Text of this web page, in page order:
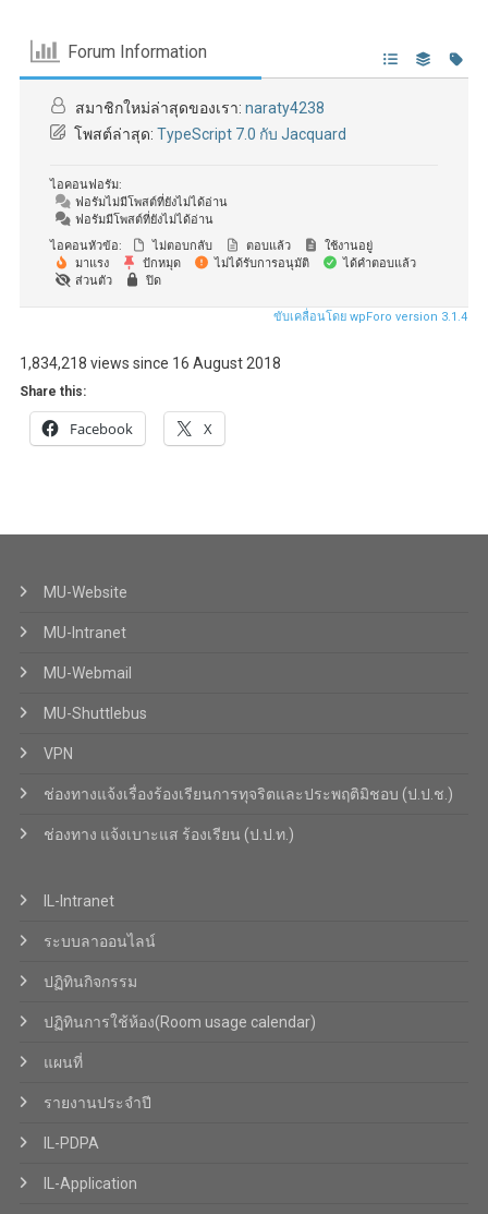
Forum Information
สมาชิกใหม่ล่าสุดของเรา: naraty4238
โพสต์ล่าสุด: TypeScript 7.0 กับ Jacquard
ไอคอนฟอรัม:
ฟอรัมไม่มีโพสต์ที่ยังไม่ได้อ่าน
ฟอรัมมีโพสต์ที่ยังไม่ได้อ่าน
ไอคอนหัวข้อ:
ไม่ตอบกลับ ตอบแล้ว
ใช้งานอยู่
มาแรง
ปักหมุด ไม่ได้รับการอนุมัติ
ได้คำตอบแล้ว
ส่วนตัว
ปิด
ขับเคลื่อนโดย wpForo version 3.1.4
1,834,218 views since 16 August 2018
Share this:
Facebook X
MU-Website
MU-Intranet
MU-Webmail
MU-Shuttlebus
VPN
ช่องทางแจ้งเรื่องร้องเรียนการทุจริตและประพฤติมิชอบ (ป.ป.ช.)
ช่องทาง แจ้งเบาะแส ร้องเรียน (ป.ป.ท.)
IL-Intranet
ระบบลาออนไลน์
ปฏิทินกิจกรรม
ปฏิทินการใช้ห้อง(Room usage calendar)
แผนที่
รายงานประจำปี
IL-PDPA
IL-Application